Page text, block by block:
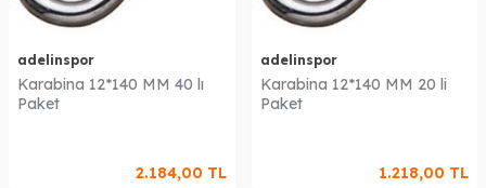
adelinspor
Karabina 12*140 MM 40 lı
Paket
2.184,00 TL
adelinspor
Karabina 12*140 MM 20 li
Paket
1.218,00 TL